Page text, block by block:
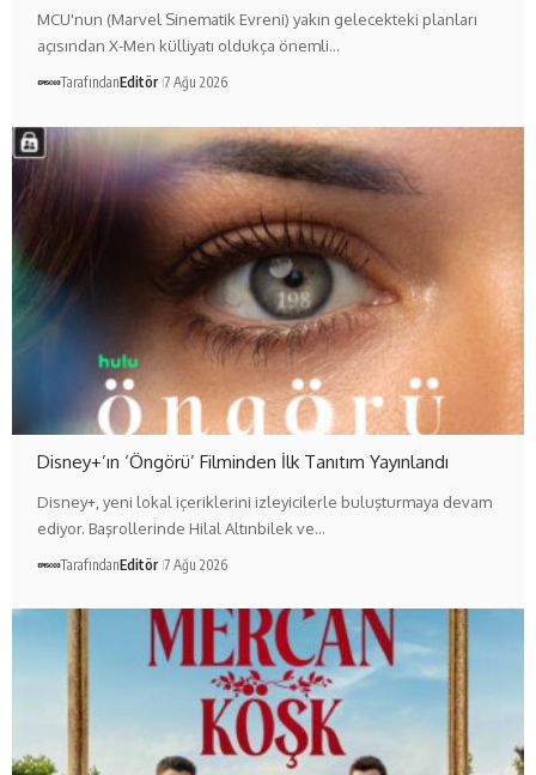
MCU'nun (Marvel Sinematik Evreni) yakın gelecekteki planları
açısından X-Men külliyatı oldukça önemli…
TarafındanEditör 7 Ağu 2026
Disney+’ın ‘Öngörü’ Filminden İlk Tanıtım Yayınlandı
Disney+, yeni lokal içeriklerini izleyicilerle buluşturmaya devam
ediyor. Başrollerinde Hilal Altınbilek ve…
TarafındanEditör 7 Ağu 2026